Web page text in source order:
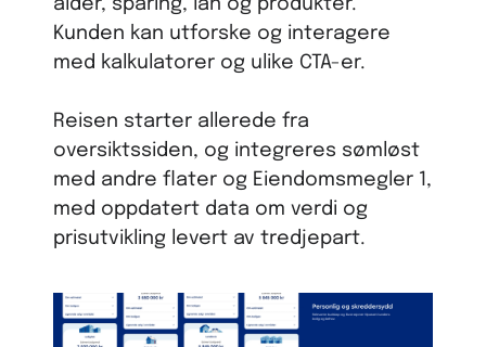
alder, sparing, lån og produkter.
Kunden kan utforske og interagere
med kalkulatorer og ulike CTA-er.
Reisen starter allerede fra
oversiktssiden, og integreres sømløst
med andre flater og Eiendomsmegler 1,
med oppdatert data om verdi og
prisutvikling levert av tredjepart.